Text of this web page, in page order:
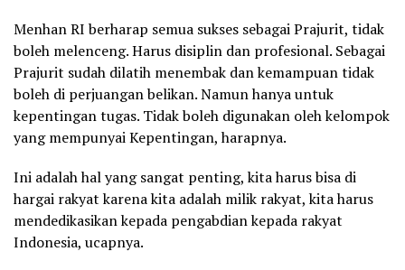
Menhan RI berharap semua sukses sebagai Prajurit, tidak
boleh melenceng. Harus disiplin dan profesional. Sebagai
Prajurit sudah dilatih menembak dan kemampuan tidak
boleh di perjuangan belikan. Namun hanya untuk
kepentingan tugas. Tidak boleh digunakan oleh kelompok
yang mempunyai Kepentingan, harapnya.
Ini adalah hal yang sangat penting, kita harus bisa di
hargai rakyat karena kita adalah milik rakyat, kita harus
mendedikasikan kepada pengabdian kepada rakyat
Indonesia, ucapnya.